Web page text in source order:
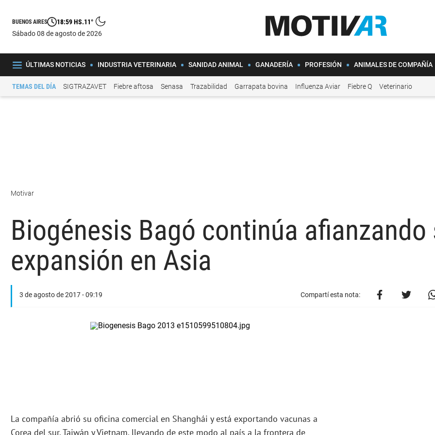
BUENOS AIRES 18:59 HS.11°
sábado 08 de agosto de 2026
ÚLTIMAS NOTICIAS INDUSTRIA VETERINARIA SANIDAD ANIMAL GANADERÍA PROFESIÓN ANIMALES DE COMPAÑÍA
TEMAS DEL DÍA SIGTRAZAVET Fiebre aftosa Senasa Trazabilidad Garrapata bovina Influenza Aviar Fiebre Q Veterinario
Motivar
Biogénesis Bagó continúa afianzando
expansión en Asia
3 de agosto de 2017 - 09:19 Compartí esta nota:
La compañía abrió su oficina comercial en Shanghái y está exportando vacunas a
Corea del sur, Taiwán y Vietnam, llevando de este modo al país a la frontera de